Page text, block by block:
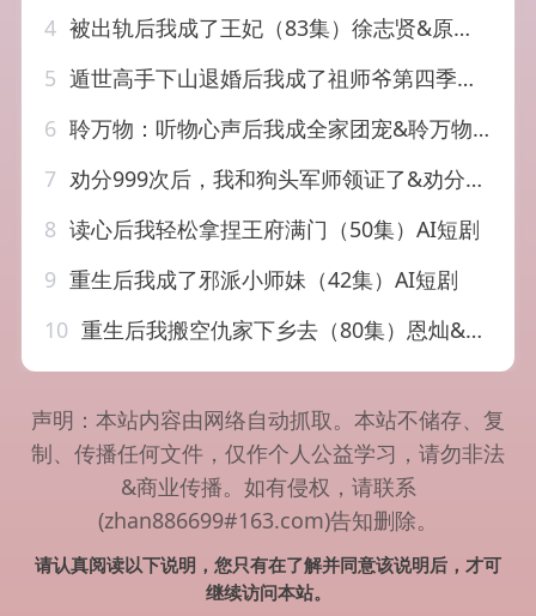
4 被出轨后我成了王妃（83集）徐志贤&原艺展&董子鸣&陈慧妍
5 遁世高手下山退婚后我成了祖师爷第四季（93集）AI短剧
6 聆万物：听物心声后我成全家团宠&聆万物听物心声后我成全家团宠（70集）AI短剧
7 劝分999次后，我和狗头军师领证了&劝分999次后我和狗头军师领证了（52集）AI短剧
8 读心后我轻松拿捏王府满门（50集）AI短剧
9 重生后我成了邪派小师妹（42集）AI短剧
10 重生后我搬空仇家下乡去（80集）恩灿&李苗苗&灵灵&橙子&夏一心
声明：本站内容由网络自动抓取。本站不储存、复
制、传播任何文件，仅作个人公益学习，请勿非法
&商业传播。如有侵权，请联系
(zhan886699#163.com)告知删除。
请认真阅读以下说明，您只有在了解并同意该说明后，才可
继续访问本站。